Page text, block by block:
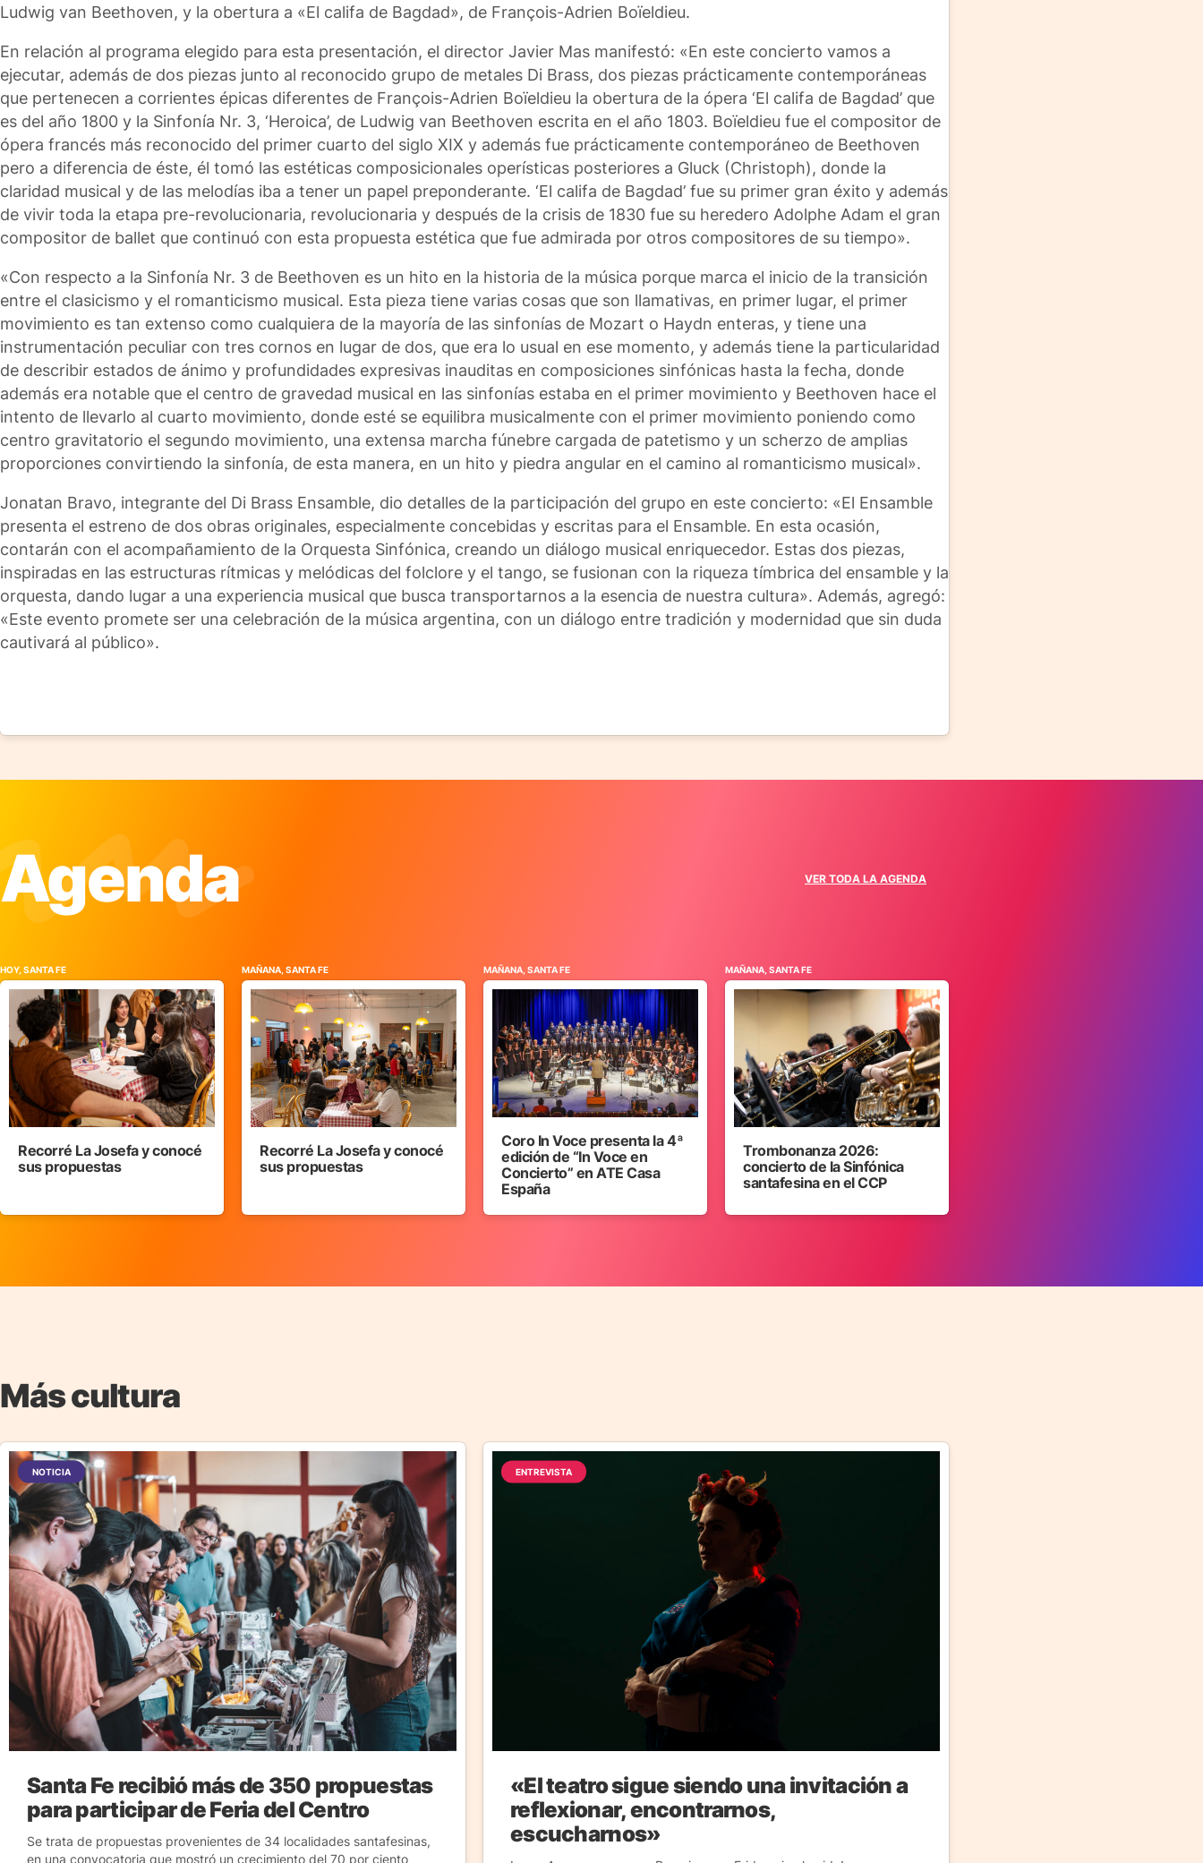
Ludwig van Beethoven, y la obertura a «El califa de Bagdad», de François-Adrien Boïeldieu.
En relación al programa elegido para esta presentación, el director Javier Mas manifestó: «En este concierto vamos a
ejecutar, además de dos piezas junto al reconocido grupo de metales Di Brass, dos piezas prácticamente contemporáneas
que pertenecen a corrientes épicas diferentes de François-Adrien Boïeldieu la obertura de la ópera ‘El califa de Bagdad’ que
es del año 1800 y la Sinfonía Nr. 3, ‘Heroica’, de Ludwig van Beethoven escrita en el año 1803. Boïeldieu fue el compositor de
ópera francés más reconocido del primer cuarto del siglo XIX y además fue prácticamente contemporáneo de Beethoven
pero a diferencia de éste, él tomó las estéticas composicionales operísticas posteriores a Gluck (Christoph), donde la
claridad musical y de las melodías iba a tener un papel preponderante. ‘El califa de Bagdad’ fue su primer gran éxito y además
de vivir toda la etapa pre-revolucionaria, revolucionaria y después de la crisis de 1830 fue su heredero Adolphe Adam el gran
compositor de ballet que continuó con esta propuesta estética que fue admirada por otros compositores de su tiempo».
«Con respecto a la Sinfonía Nr. 3 de Beethoven es un hito en la historia de la música porque marca el inicio de la transición
entre el clasicismo y el romanticismo musical. Esta pieza tiene varias cosas que son llamativas, en primer lugar, el primer
movimiento es tan extenso como cualquiera de la mayoría de las sinfonías de Mozart o Haydn enteras, y tiene una
instrumentación peculiar con tres cornos en lugar de dos, que era lo usual en ese momento, y además tiene la particularidad
de describir estados de ánimo y profundidades expresivas inauditas en composiciones sinfónicas hasta la fecha, donde
además era notable que el centro de gravedad musical en las sinfonías estaba en el primer movimiento y Beethoven hace el
intento de llevarlo al cuarto movimiento, donde esté se equilibra musicalmente con el primer movimiento poniendo como
centro gravitatorio el segundo movimiento, una extensa marcha fúnebre cargada de patetismo y un scherzo de amplias
proporciones convirtiendo la sinfonía, de esta manera, en un hito y piedra angular en el camino al romanticismo musical».
Jonatan Bravo, integrante del Di Brass Ensamble, dio detalles de la participación del grupo en este concierto: «El Ensamble
presenta el estreno de dos obras originales, especialmente concebidas y escritas para el Ensamble. En esta ocasión,
contarán con el acompañamiento de la Orquesta Sinfónica, creando un diálogo musical enriquecedor. Estas dos piezas,
inspiradas en las estructuras rítmicas y melódicas del folclore y el tango, se fusionan con la riqueza tímbrica del ensamble y la
orquesta, dando lugar a una experiencia musical que busca transportarnos a la esencia de nuestra cultura». Además, agregó:
«Este evento promete ser una celebración de la música argentina, con un diálogo entre tradición y modernidad que sin duda
cautivará al público».
Agenda VER TODA LA AGENDA
HOY, SANTA FE
Recorré La Josefa y conocé
sus propuestas
MAÑANA, SANTA FE
Recorré La Josefa y conocé
sus propuestas
MAÑANA, SANTA FE
Coro In Voce presenta la 4ª
edición de “In Voce en
Concierto” en ATE Casa
España
MAÑANA, SANTA FE
Trombonanza 2026:
concierto de la Sinfónica
santafesina en el CCP
Más cultura
NOTICIA
Santa Fe recibió más de 350 propuestas
para participar de Feria del Centro
Se trata de propuestas provenientes de 34 localidades santafesinas,
en una convocatoria que mostró un crecimiento del 70 por ciento
ENTREVISTA
«El teatro sigue siendo una invitación a
reflexionar, encontrarnos,
escucharnos»